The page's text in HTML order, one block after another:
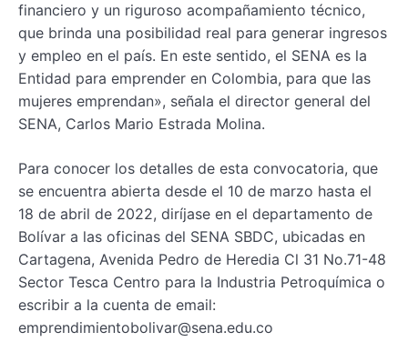
financiero y un riguroso acompañamiento técnico,
que brinda una posibilidad real para generar ingresos
y empleo en el país. En este sentido, el SENA es la
Entidad para emprender en Colombia, para que las
mujeres emprendan», señala el director general del
SENA, Carlos Mario Estrada Molina.
Para conocer los detalles de esta convocatoria, que
se encuentra abierta desde el 10 de marzo hasta el
18 de abril de 2022, diríjase en el departamento de
Bolívar a las oficinas del SENA SBDC, ubicadas en
Cartagena, Avenida Pedro de Heredia Cl 31 No.71-48
Sector Tesca Centro para la Industria Petroquímica o
escribir a la cuenta de email:
emprendimientobolivar@sena.edu.co